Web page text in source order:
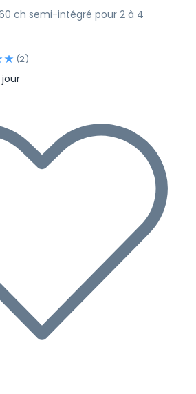
ch semi-intégré pour 2 à 4
(2)